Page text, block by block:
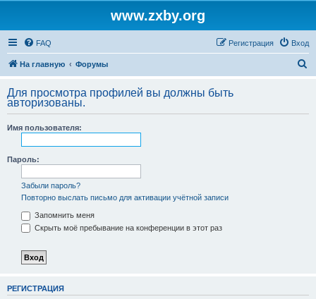
www.zxby.org
FAQ Вход
Регистрация
На главную Форумы
с
Для просмотра профилей вы должны быть
авторизованы.
Имя пользователя:
Пароль:
Забыли пароль?
Повторно выслать письмо для активации учётной записи
Запомнить меня
Скрыть моё пребывание на конференции в этот раз
РЕГИСТРАЦИЯ